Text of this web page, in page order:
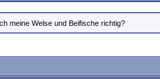
meine Welse und Beifische richtig?